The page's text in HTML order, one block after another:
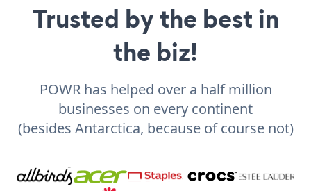
Trusted by the best in
the biz!
POWR has helped over a half million
businesses on every continent
(besides Antarctica, because of course not)